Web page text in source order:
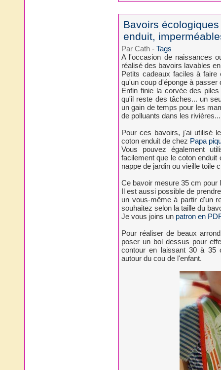
Bavoirs
enduit,
Par Cath - Tags
A l'occasion de naissances
réalisé des bavoirs lavables
Petits cadeaux faciles à
qu'un coup d'éponge à passer
Enfin finie la corvée des
qu'il reste des tâches... un
un gain de temps pour les
de polluants dans les rivières...
Pour ces bavoirs, j'ai utilisé
coton enduit de chez Papa
Vous pouvez également
facilement que le coton
nappe de jardin ou vieille toile
Ce bavoir mesure 35 cm pour
Il est aussi possible de
un vous-même à partir d'un
souhaitez selon la taille du
Je vous joins un patron en
Pour réaliser de beaux
poser un bol dessus pour
contour en laissant 30 à 35
autour du cou de l'enfant.